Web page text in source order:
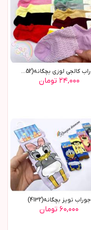
جوراب کالجی لوزی بچگانه(8852)
۲۴,۰۰۰ تومان
جوراب تویز بچگانه(4132)
۶۰,۰۰۰ تومان